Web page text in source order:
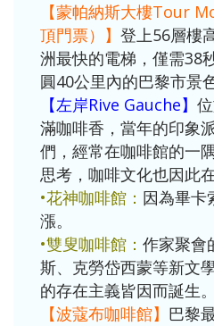
【蒙帕納斯大樓Tour
頂門票）】 登上56層樓
洲最快的電梯，僅需38
圓40公里內的巴黎市景
【左岸Rive Gauche】
滿咖啡香，當年的印象
們，經常在咖啡館的一
思考，咖啡文化也因此
•花神咖啡館： 因為畢卡
漲。
•雙叟咖啡館： 作家聚會
斯、克勞岱西蒙等新文
的存在主義皆因而誕生。
【波蔻布咖啡館】 巴黎